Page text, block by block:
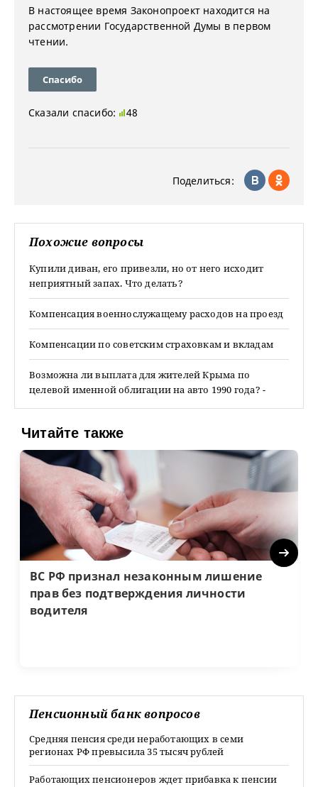
В настоящее время Законопроект находится на
рассмотрении Государственной Думы в первом
чтении.
Спасибо
Сказали спасибо: 48
Поделиться:
Похожие вопросы
Купили диван, его привезли, но от него исходит
неприятный запах. Что делать?
Компенсация военнослужащему расходов на проезд
Компенсации по советским страховкам и вкладам
Возможна ли выплата для жителей Крыма по
целевой именной облигации на авто 1990 года? -
Читайте также
ВС РФ признал незаконным лишение
прав без подтверждения личности
водителя
Next
Пенсионный банк вопросов
Средняя пенсия среди неработающих в семи
регионах РФ превысила 35 тысяч рублей
Работающих пенсионеров ждет прибавка к пенсии